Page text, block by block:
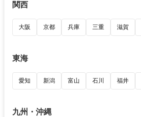
関西
大阪 京都 兵庫 三重 滋賀
東海
愛知 新潟 富山 石川 福井
九州・沖縄